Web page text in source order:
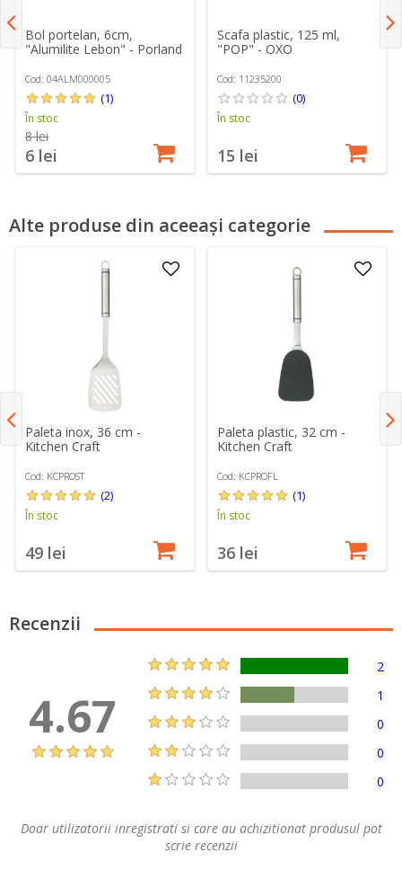
Bol portelan, 6cm,
"Alumilite Lebon" - Porland
Cod: 04ALM000005
(1)
În stoc
8 lei
6 lei
Scafa plastic, 125 ml,
"POP" - OXO
Cod: 11235200
(0)
În stoc
15 lei
Alte produse din aceeași categorie
Paleta inox, 36 cm -
Kitchen Craft
Cod: KCPROST
(2)
În stoc
49 lei
Paleta plastic, 32 cm -
Kitchen Craft
Cod: KCPROFL
(1)
În stoc
36 lei
Recenzii
4.67
2
1
0
0
0
Doar utilizatorii inregistrati si care au achizitionat produsul pot
scrie recenzii